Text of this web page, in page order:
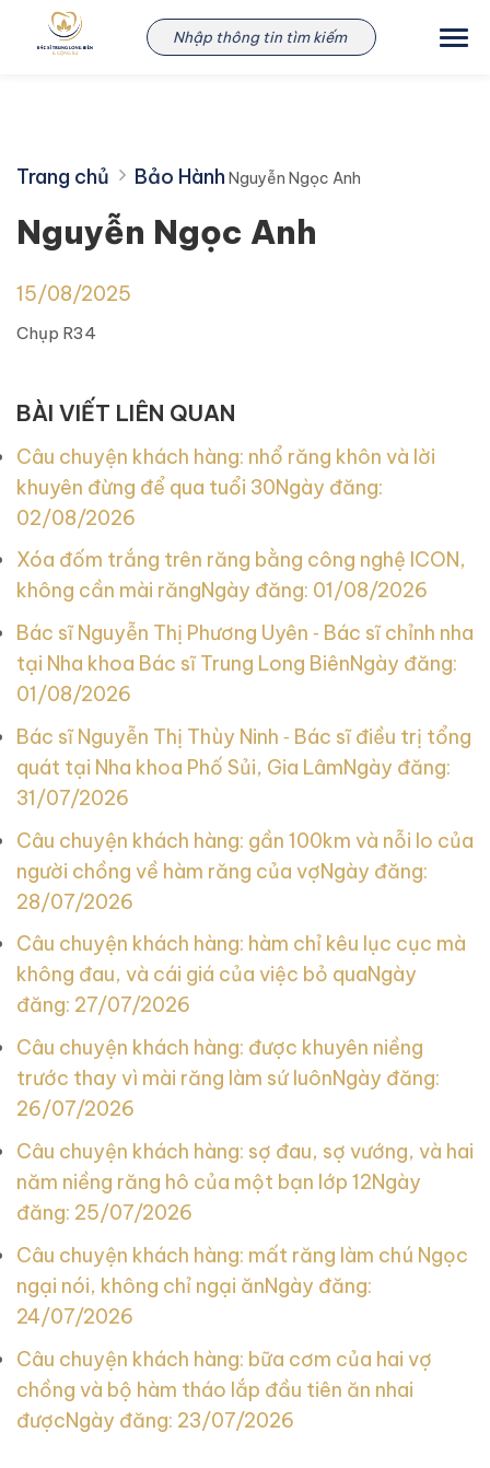
Nguyễn Ngọc Anh
Trang chủ Bảo Hành Nguyễn Ngọc Anh
Nguyễn Ngọc Anh
15/08/2025
Chụp R34
BÀI VIẾT LIÊN QUAN
Câu chuyện khách hàng: nhổ răng khôn và lời
khuyên đừng để qua tuổi 30Ngày đăng:
02/08/2026
Xóa đốm trắng trên răng bằng công nghệ ICON,
không cần mài răngNgày đăng: 01/08/2026
Bác sĩ Nguyễn Thị Phương Uyên ‑ Bác sĩ chỉnh nha
tại Nha khoa Bác sĩ Trung Long BiênNgày đăng:
01/08/2026
Bác sĩ Nguyễn Thị Thùy Ninh ‑ Bác sĩ điều trị tổng
quát tại Nha khoa Phố Sủi, Gia LâmNgày đăng:
31/07/2026
Câu chuyện khách hàng: gần 100km và nỗi lo của
người chồng về hàm răng của vợNgày đăng:
28/07/2026
Câu chuyện khách hàng: hàm chỉ kêu lục cục mà
không đau, và cái giá của việc bỏ quaNgày
đăng: 27/07/2026
Câu chuyện khách hàng: được khuyên niềng
trước thay vì mài răng làm sứ luônNgày đăng:
26/07/2026
Câu chuyện khách hàng: sợ đau, sợ vướng, và hai
năm niềng răng hô của một bạn lớp 12Ngày
đăng: 25/07/2026
Câu chuyện khách hàng: mất răng làm chú Ngọc
ngại nói, không chỉ ngại ănNgày đăng:
24/07/2026
Câu chuyện khách hàng: bữa cơm của hai vợ
chồng và bộ hàm tháo lắp đầu tiên ăn nhai
đượcNgày đăng: 23/07/2026